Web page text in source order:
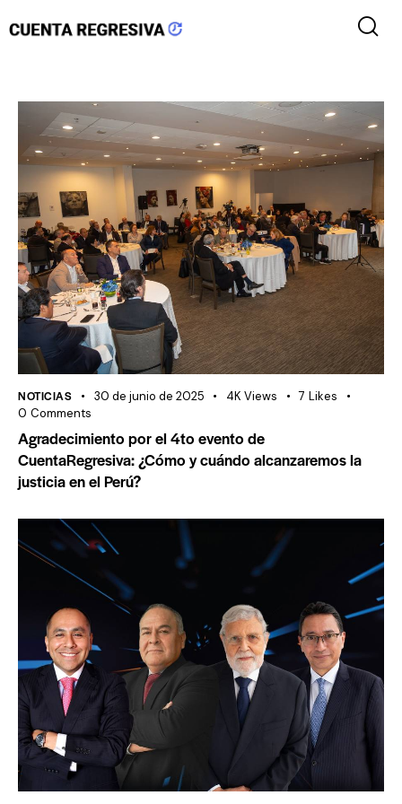
NOTICIAS 30 de junio de 2025 4K Views 7 Likes
0 Comments
Agradecimiento por el 4to evento de
CuentaRegresiva: ¿Cómo y cuándo alcanzaremos la
justicia en el Perú?